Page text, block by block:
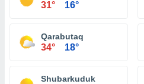
31° 16°
Qarabutaq
34° 18°
Shubarkuduk